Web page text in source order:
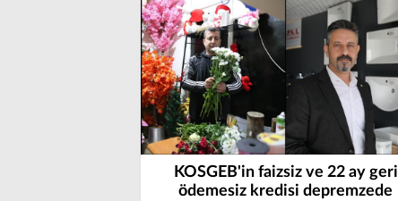
KOSGEB'in faizsiz ve 22 ay geri
ödemesiz kredisi depremzede